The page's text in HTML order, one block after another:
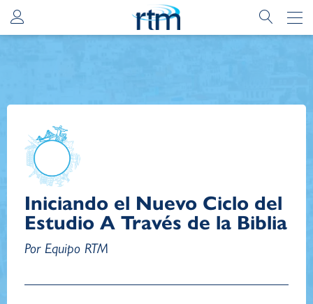
Iniciando el Nuevo Ciclo del
Estudio A Través de la Biblia
Por Equipo RTM